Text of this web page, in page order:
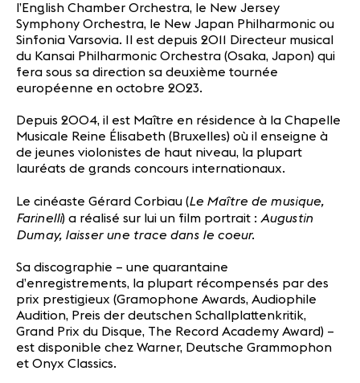
l’English Chamber Orchestra, le New Jersey
Symphony Orchestra, le New Japan Philharmonic ou
Sinfonia Varsovia. Il est depuis 2011 Directeur musical
du Kansai Philharmonic Orchestra (Osaka, Japon) qui
fera sous sa direction sa deuxième tournée
européenne en octobre 2023.
Depuis 2004, il est Maître en résidence à la Chapelle
Musicale Reine Élisabeth (Bruxelles) où il enseigne à
de jeunes violonistes de haut niveau, la plupart
lauréats de grands concours internationaux.
Le cinéaste Gérard Corbiau (Le Maître de musique,
Farinelli) a réalisé sur lui un film portrait : Augustin
Dumay, laisser une trace dans le coeur.
Sa discographie – une quarantaine
d’enregistrements, la plupart récompensés par des
prix prestigieux (Gramophone Awards, Audiophile
Audition, Preis der deutschen Schallplattenkritik,
Grand Prix du Disque, The Record Academy Award) –
est disponible chez Warner, Deutsche Grammophon
et Onyx Classics.